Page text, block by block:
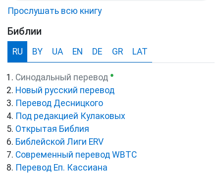
Прослушать всю книгу
Библии
RU BY UA EN DE GR LAT
Синодальный перевод ●
Новый русский перевод
Перевод Десницкого
Под редакцией Кулаковых
Открытая Библия
Библейской Лиги ERV
Cовременный перевод WBTC
Перевод Еп. Кассиана